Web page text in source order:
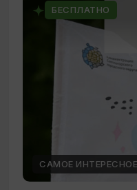
БЕСПЛАТНО
САМОЕ ИНТЕРЕСНОЕ